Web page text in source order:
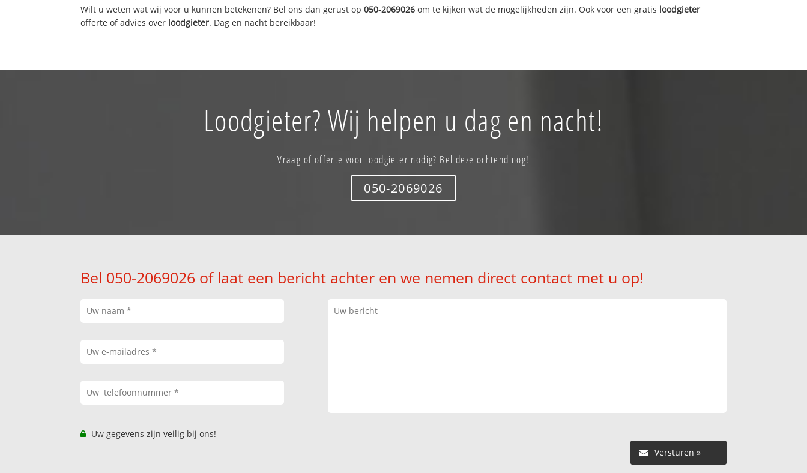
Wilt u weten wat wij voor u kunnen betekenen? Bel ons dan gerust op050-2069026 om te kijken wat de mogelijkheden zijn. Ook voor een gratis loodgieter
offerte of advies over loodgieter. Dag en nacht bereikbaar!
Loodgieter? Wij helpen u dag en nacht!
Vraag of offerte voor loodgieter nodig? Bel deze ochtend nog!
050-2069026
Bel 050-2069026 of laat een bericht achter en we nemen direct contact met u op!
Uw gegevens zijn veilig bij ons!
Versturen »